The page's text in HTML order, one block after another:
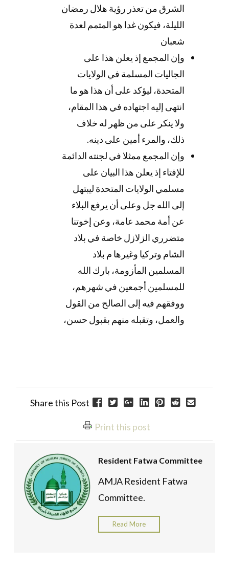
الشرق من تعذر رؤية هلال رمضان
الليلة، فيكون غدا هو المتمم لعدة
شعبان
وإن المجمع إذ يعلن هذا على
الجاليات المسلمة في الولايات
المتحدة، ليؤكد على أن هذا هو ما
انتهى إليه اجتهاده في هذا المقام،
ولا ينكر على من ظهر له خلاف
ذلك، والمرء أمين على دينه.
وإن المجمع ممثلا في لجنته الدائمة
للإفتاء إذ يعلن هذا البيان على
مسلمي الولايات المتحدة ليبتهل
إلى الله جل وعلى أن يرفع البلاء
عن أمة محمد عامة، وعن إخوتنا
متضرري الزلازل خاصة في بلاد
الشام وتركيا وغيرها م بلاد
المسلمين المأزومة، بارك الله
للمسلمين أجمعين في شهرهم،
ووفقهم فيه إلى الصالح من القول
والعمل، وتقبله منهم بقبول حسن،
Share this Post
Print this post
Resident Fatwa Committee
AMJA Resident Fatwa
Committee.
Read More